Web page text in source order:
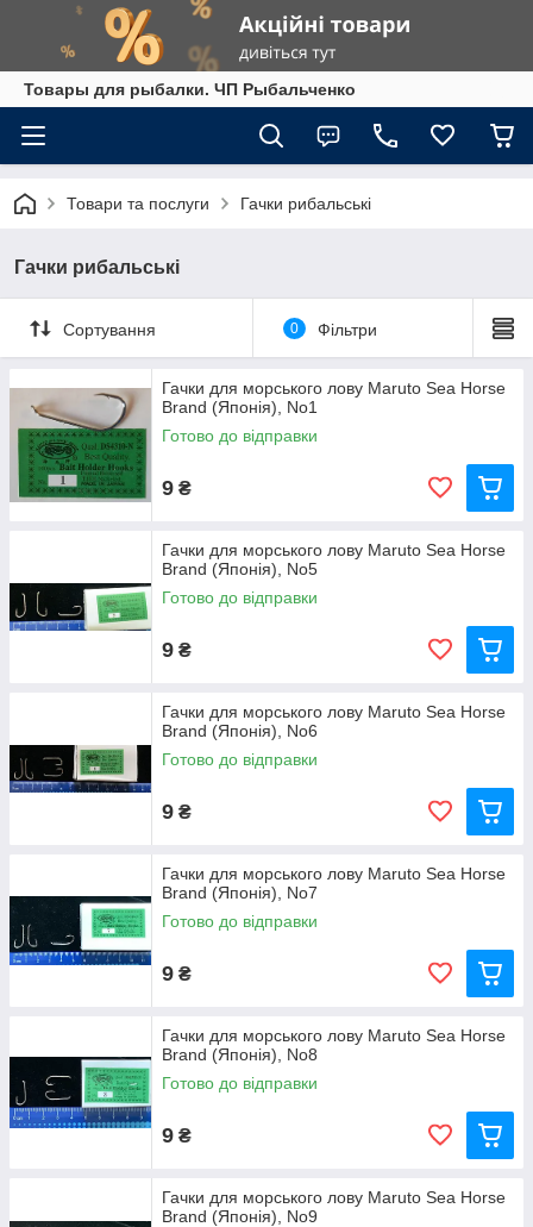
Товары для рыбалки. ЧП Рыбальченко
Товари та послуги Гачки рибальські
Гачки рибальські
Сортування 0 Фільтри
Гачки для морського лову Maruto Sea Horse
Brand (Японія), No1
Готово до відправки
9 ₴
Гачки для морського лову Maruto Sea Horse
Brand (Японія), No5
Готово до відправки
9 ₴
Гачки для морського лову Maruto Sea Horse
Brand (Японія), No6
Готово до відправки
9 ₴
Гачки для морського лову Maruto Sea Horse
Brand (Японія), No7
Готово до відправки
9 ₴
Гачки для морського лову Maruto Sea Horse
Brand (Японія), No8
Готово до відправки
9 ₴
Гачки для морського лову Maruto Sea Horse
Brand (Японія), No9